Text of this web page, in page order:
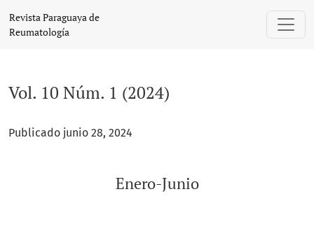
Revista Paraguaya de
Reumatología
Vol. 10 Núm. 1 (2024)
Publicado junio 28, 2024
Enero-Junio